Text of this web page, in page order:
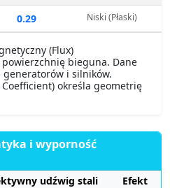
0.29 Niski (Płaski)
(Flux)
powierzchnię bieguna. Dane
i silników.
Coefficient) określa geometrię
i wyporność
udźwig stali
Efekt